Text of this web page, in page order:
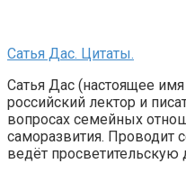
Сатья Дас. Цитаты.
Сатья Дас (настоящее
российский лектор и
вопросах семейных
саморазвития. Проводит
ведёт просветительскую